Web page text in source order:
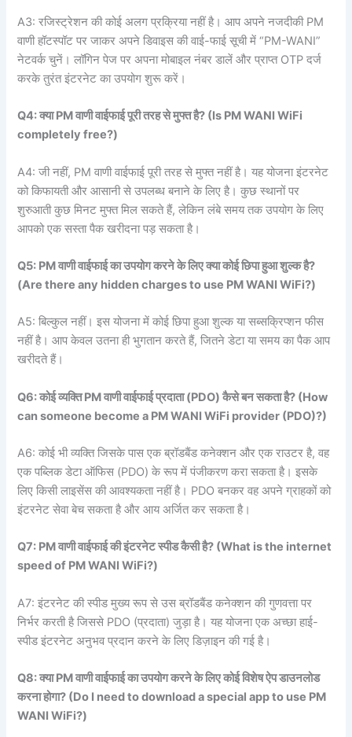
A3: रजिस्ट्रेशन की कोई अलग प्रक्रिया नहीं है। आप अपने नजदीकी PM
वाणी हॉटस्पॉट पर जाकर अपने डिवाइस की वाई-फाई सूची में “PM-WANI”
नेटवर्क चुनें। लॉगिन पेज पर अपना मोबाइल नंबर डालें और प्राप्त OTP दर्ज
करके तुरंत इंटरनेट का उपयोग शुरू करें।
Q4:क्या PMवाणीवाईफाईपूरीतरहसेमुफ्तहै? (Is PM WANI WiFi
completely free?)
A4: जी नहीं, PM वाणी वाईफाई पूरी तरह से मुफ्त नहीं है। यह योजना इंटरनेट
को किफायती और आसानी से उपलब्ध बनाने के लिए है। कुछ स्थानों पर
शुरुआती कुछ मिनट मुफ्त मिल सकते हैं, लेकिन लंबे समय तक उपयोग के लिए
आपको एक सस्ता पैक खरीदना पड़ सकता है।
Q5: PMवाणीवाईफाईकाउपयोगकरनेकेलिएक्याकोईछिपाहुआशुल्कहै?
(Are there any hidden charges to use PM WANI WiFi?)
A5: बिल्कुल नहीं। इस योजना में कोई छिपा हुआ शुल्क या सब्सक्रिप्शन फीस
नहीं है। आप केवल उतना ही भुगतान करते हैं, जितने डेटा या समय का पैक आप
खरीदते हैं।
Q6:कोईव्यक्ति PMवाणीवाईफाईप्रदाता (PDO)कैसेबनसकताहै? (How
can someone become a PM WANI WiFi provider (PDO)?)
A6: कोई भी व्यक्ति जिसके पास एक ब्रॉडबैंड कनेक्शन और एक राउटर है, वह
एक पब्लिक डेटा ऑफिस (PDO) के रूप में पंजीकरण करा सकता है। इसके
लिए किसी लाइसेंस की आवश्यकता नहीं है। PDO बनकर वह अपने ग्राहकों को
इंटरनेट सेवा बेच सकता है और आय अर्जित कर सकता है।
Q7: PMवाणीवाईफाईकीइंटरनेटस्पीडकैसीहै? (What is the internet
speed of PM WANI WiFi?)
A7: इंटरनेट की स्पीड मुख्य रूप से उस ब्रॉडबैंड कनेक्शन की गुणवत्ता पर
निर्भर करती है जिससे PDO (प्रदाता) जुड़ा है। यह योजना एक अच्छा हाई-
स्पीड इंटरनेट अनुभव प्रदान करने के लिए डिज़ाइन की गई है।
Q8:क्या PMवाणीवाईफाईकाउपयोगकरनेकेलिएकोईविशेषऐपडाउनलोड
करनाहोगा? (Do I need to download a special app to use PM
WANI WiFi?)